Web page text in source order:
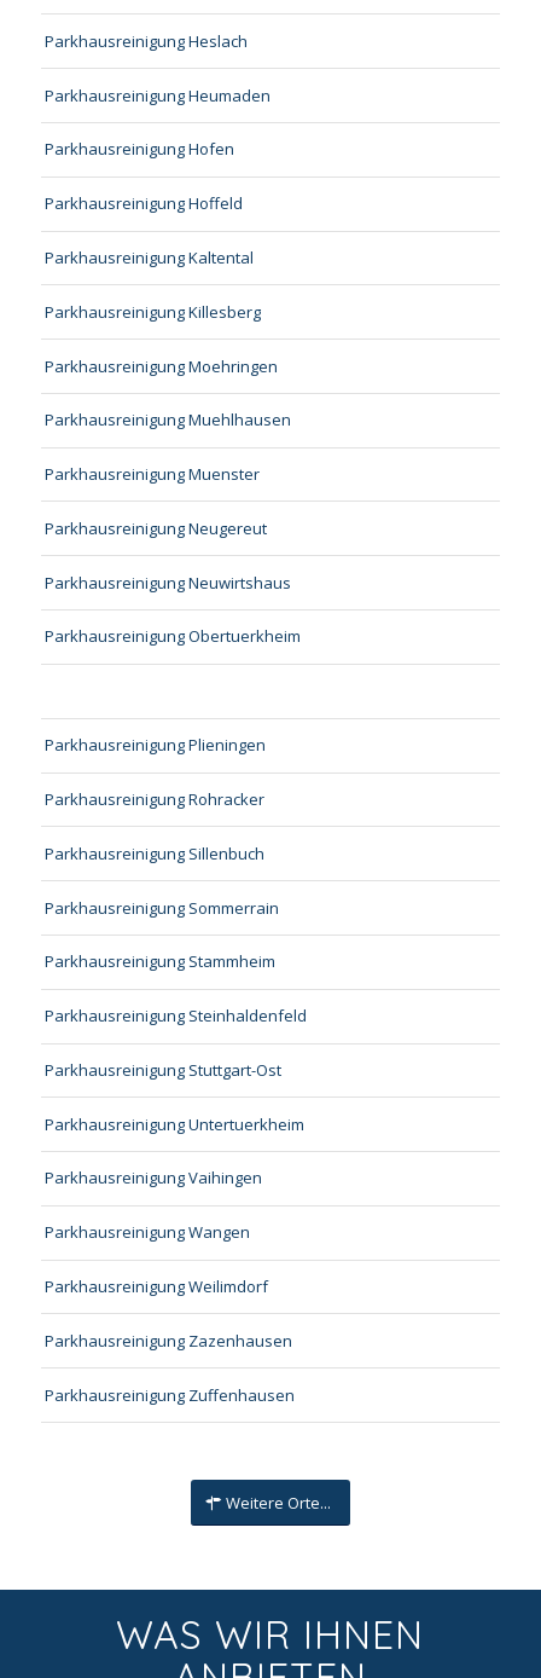
Parkhausreinigung Heslach
Parkhausreinigung Heumaden
Parkhausreinigung Hofen
Parkhausreinigung Hoffeld
Parkhausreinigung Kaltental
Parkhausreinigung Killesberg
Parkhausreinigung Moehringen
Parkhausreinigung Muehlhausen
Parkhausreinigung Muenster
Parkhausreinigung Neugereut
Parkhausreinigung Neuwirtshaus
Parkhausreinigung Obertuerkheim
Parkhausreinigung Plieningen
Parkhausreinigung Rohracker
Parkhausreinigung Sillenbuch
Parkhausreinigung Sommerrain
Parkhausreinigung Stammheim
Parkhausreinigung Steinhaldenfeld
Parkhausreinigung Stuttgart-Ost
Parkhausreinigung Untertuerkheim
Parkhausreinigung Vaihingen
Parkhausreinigung Wangen
Parkhausreinigung Weilimdorf
Parkhausreinigung Zazenhausen
Parkhausreinigung Zuffenhausen
Weitere Orte...
WAS WIR IHNEN